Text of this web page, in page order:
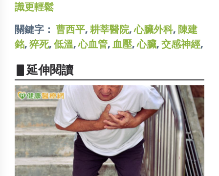
識更輕鬆
關鍵字： 曹西平, 耕莘醫院,心臟外科, 陳建
銘, 猝死, 低溫,心血管, 血壓,心臟, 交感神經,
▋延伸閱讀